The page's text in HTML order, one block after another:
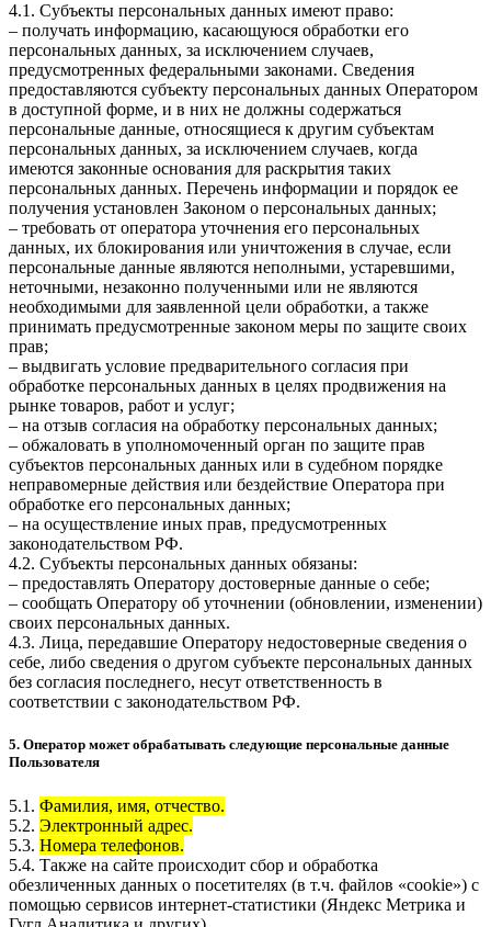
4.1. Субъекты персональных данных имеют право:
– получать информацию, касающуюся обработки его
персональных данных, за исключением случаев,
предусмотренных федеральными законами. Сведения
предоставляются субъекту персональных данных Оператором
в доступной форме, и в них не должны содержаться
персональные данные, относящиеся к другим субъектам
персональных данных, за исключением случаев, когда
имеются законные основания для раскрытия таких
персональных данных. Перечень информации и порядок ее
получения установлен Законом о персональных данных;
– требовать от оператора уточнения его персональных
данных, их блокирования или уничтожения в случае, если
персональные данные являются неполными, устаревшими,
неточными, незаконно полученными или не являются
необходимыми для заявленной цели обработки, а также
принимать предусмотренные законом меры по защите своих
прав;
– выдвигать условие предварительного согласия при
обработке персональных данных в целях продвижения на
рынке товаров, работ и услуг;
– на отзыв согласия на обработку персональных данных;
– обжаловать в уполномоченный орган по защите прав
субъектов персональных данных или в судебном порядке
неправомерные действия или бездействие Оператора при
обработке его персональных данных;
– на осуществление иных прав, предусмотренных
законодательством РФ.
4.2. Субъекты персональных данных обязаны:
– предоставлять Оператору достоверные данные о себе;
– сообщать Оператору об уточнении (обновлении, изменении)
своих персональных данных.
4.3. Лица, передавшие Оператору недостоверные сведения о
себе, либо сведения о другом субъекте персональных данных
без согласия последнего, несут ответственность в
соответствии с законодательством РФ.
5. Оператор может обрабатывать следующие персональные данные
Пользователя
5.1. Фамилия, имя, отчество.
5.2. Электронный адрес.
5.3. Номера телефонов.
5.4. Также на сайте происходит сбор и обработка
обезличенных данных о посетителях (в т.ч. файлов «cookie») с
помощью сервисов интернет-статистики (Яндекс Метрика и